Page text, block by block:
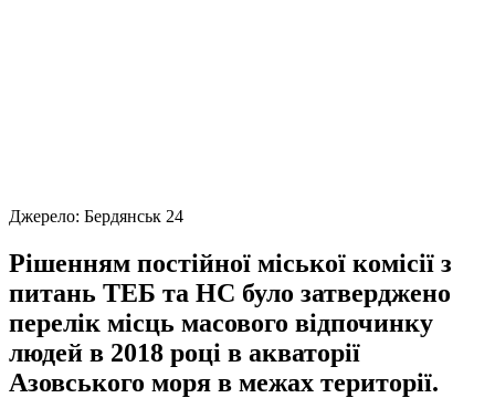
Джерело: Бердянськ 24
Рішенням постійної міської комісії з
питань ТЕБ та НС було затверджено
перелік місць масового відпочинку
людей в 2018 році в акваторії
Азовського моря в межах території.